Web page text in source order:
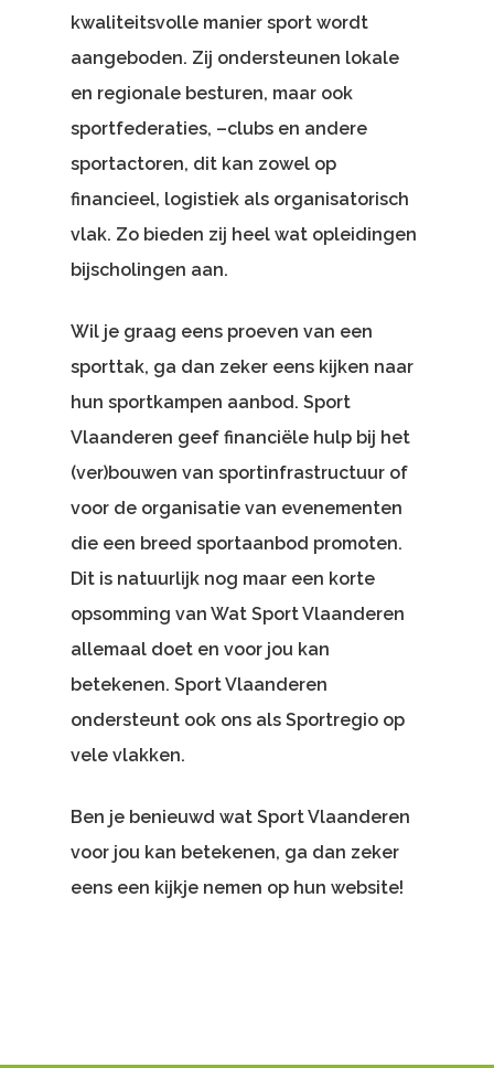
kwaliteitsvolle manier sport wordt
aangeboden. Zij ondersteunen lokale
en regionale besturen, maar ook
sportfederaties, –clubs en andere
sportactoren, dit kan zowel op
financieel, logistiek als organisatorisch
vlak. Zo bieden zij heel wat opleidingen
bijscholingen aan.
Wil je graag eens proeven van een
sporttak, ga dan zeker eens kijken naar
hun sportkampen aanbod. Sport
Vlaanderen geef financiële hulp bij het
(ver)bouwen van sportinfrastructuur of
voor de organisatie van evenementen
die een breed sportaanbod promoten.
Dit is natuurlijk nog maar een korte
opsomming van Wat Sport Vlaanderen
allemaal doet en voor jou kan
betekenen. Sport Vlaanderen
ondersteunt ook ons als Sportregio op
vele vlakken.
Ben je benieuwd wat Sport Vlaanderen
voor jou kan betekenen, ga dan zeker
eens een kijkje nemen op hun website!